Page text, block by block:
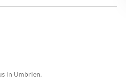
in Umbrien.